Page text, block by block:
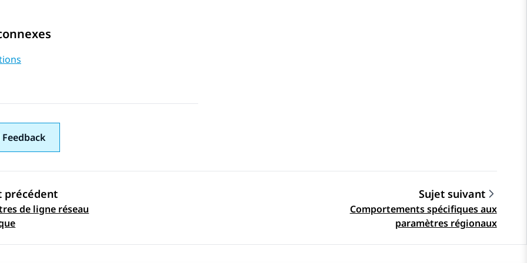
Feedback
par sujet
précédent
de ligne réseau
Sujet suivant
Comportements spécifiques aux
paramètres régionaux